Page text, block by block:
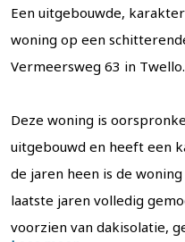
Een uitgebouwde,
woning op een
Vermeersweg 63 in Twello.
Deze woning is
uitgebouwd en heeft een
de jaren heen is de
laatste jaren volledig
voorzien van dakisolatie,